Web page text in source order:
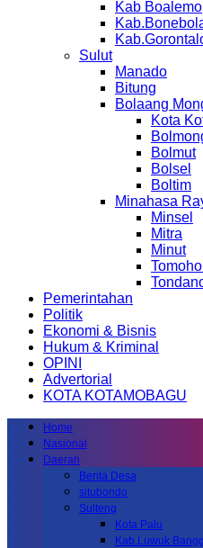
Kab Boalemo
Sulut
Manado
Bitung
Bolaang
Kota
Bolmut
Bolsel
Boltim
Minahasa
Minsel
Mitra
Minut
Pemerintahan
Politik
Ekonomi & Bisnis
Hukum & Kriminal
OPINI
Advertorial
KOTA KOTAMOBAGU
Home
Nasional
Daerah
Berita Desa
situbondo
Sulteng
Kota Palu
Kab.Luwuk